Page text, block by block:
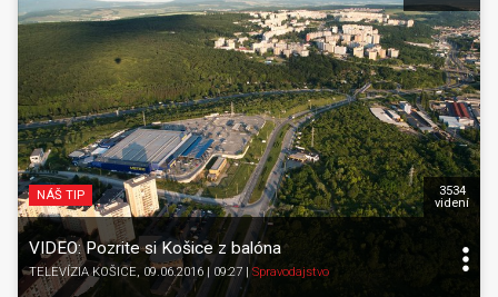
NÁŠ TIP
VIDEO: Pozrite si Košice z balóna
TELEVÍZIA KOŠICE, 09.06.2016 | 09:27 Spravodajstvo
3534
videní